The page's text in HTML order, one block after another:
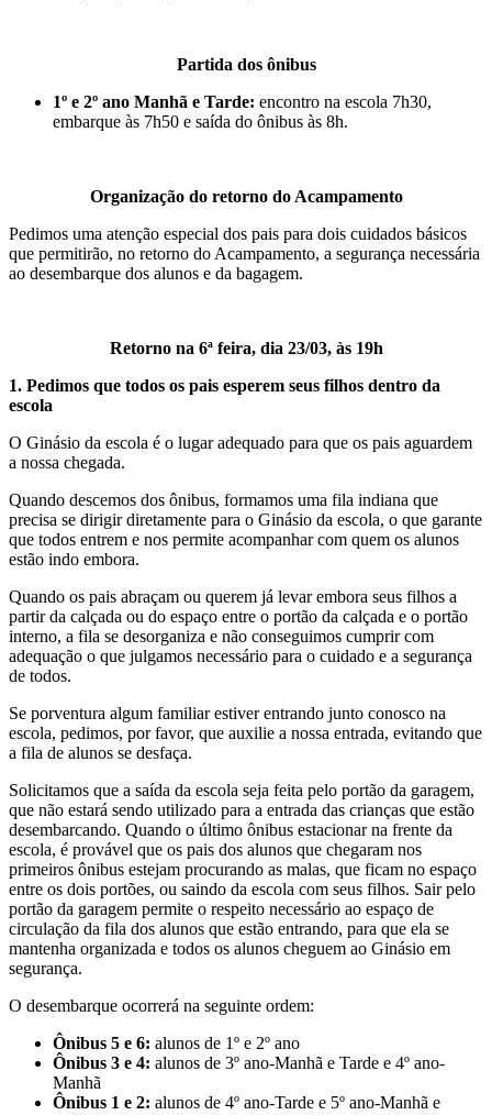
Partida dos ônibus
1º e 2º ano Manhã e Tarde: encontro na escola 7h30,
embarque às 7h50 e saída do ônibus às 8h.
Organização do retorno do Acampamento
Pedimos uma atenção especial dos pais para dois cuidados básicos
que permitirão, no retorno do Acampamento, a segurança necessária
ao desembarque dos alunos e da bagagem.
Retorno na 6ª feira, dia 23/03, às 19h
1. Pedimos que todos os pais esperem seus filhos dentro da
escola
O Ginásio da escola é o lugar adequado para que os pais aguardem
a nossa chegada.
Quando descemos dos ônibus, formamos uma fila indiana que
precisa se dirigir diretamente para o Ginásio da escola, o que garante
que todos entrem e nos permite acompanhar com quem os alunos
estão indo embora.
Quando os pais abraçam ou querem já levar embora seus filhos a
partir da calçada ou do espaço entre o portão da calçada e o portão
interno, a fila se desorganiza e não conseguimos cumprir com
adequação o que julgamos necessário para o cuidado e a segurança
de todos.
Se porventura algum familiar estiver entrando junto conosco na
escola, pedimos, por favor, que auxilie a nossa entrada, evitando que
a fila de alunos se desfaça.
Solicitamos que a saída da escola seja feita pelo portão da garagem,
que não estará sendo utilizado para a entrada das crianças que estão
desembarcando. Quando o último ônibus estacionar na frente da
escola, é provável que os pais dos alunos que chegaram nos
primeiros ônibus estejam procurando as malas, que ficam no espaço
entre os dois portões, ou saindo da escola com seus filhos. Sair pelo
portão da garagem permite o respeito necessário ao espaço de
circulação da fila dos alunos que estão entrando, para que ela se
mantenha organizada e todos os alunos cheguem ao Ginásio em
segurança.
O desembarque ocorrerá na seguinte ordem:
Ônibus 5 e 6: alunos de 1º e 2º ano
Ônibus 3 e 4: alunos de 3º ano-Manhã e Tarde e 4º ano-
Manhã
Ônibus 1 e 2: alunos de 4º ano-Tarde e 5º ano-Manhã e